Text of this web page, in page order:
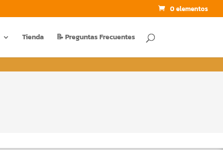
0 elementos
Tienda 📝 Preguntas Frecuentes